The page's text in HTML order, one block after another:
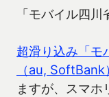
「モバイル四
超滑り込み「モ
（au, SoftBank）
ますが、スマホ